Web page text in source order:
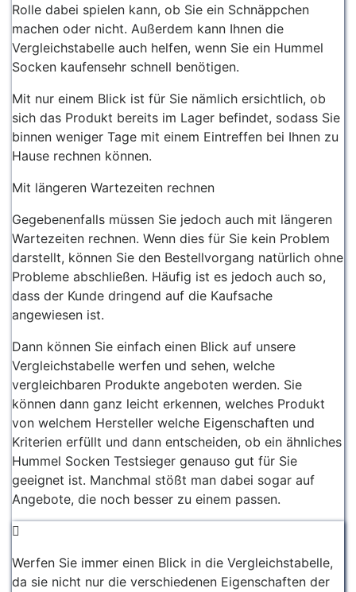
Rolle dabei spielen kann, ob Sie ein Schnäppchen
machen oder nicht. Außerdem kann Ihnen die
Vergleichstabelle auch helfen, wenn Sie ein Hummel
Socken kaufensehr schnell benötigen.
Mit nur einem Blick ist für Sie nämlich ersichtlich, ob
sich das Produkt bereits im Lager befindet, sodass Sie
binnen weniger Tage mit einem Eintreffen bei Ihnen zu
Hause rechnen können.
Mit längeren Wartezeiten rechnen
Gegebenenfalls müssen Sie jedoch auch mit längeren
Wartezeiten rechnen. Wenn dies für Sie kein Problem
darstellt, können Sie den Bestellvorgang natürlich ohne
Probleme abschließen. Häufig ist es jedoch auch so,
dass der Kunde dringend auf die Kaufsache
angewiesen ist.
Dann können Sie einfach einen Blick auf unsere
Vergleichstabelle werfen und sehen, welche
vergleichbaren Produkte angeboten werden. Sie
können dann ganz leicht erkennen, welches Produkt
von welchem Hersteller welche Eigenschaften und
Kriterien erfüllt und dann entscheiden, ob ein ähnliches
Hummel Socken Testsieger genauso gut für Sie
geeignet ist. Manchmal stößt man dabei sogar auf
Angebote, die noch besser zu einem passen.
Werfen Sie immer einen Blick in die Vergleichstabelle,
da sie nicht nur die verschiedenen Eigenschaften der